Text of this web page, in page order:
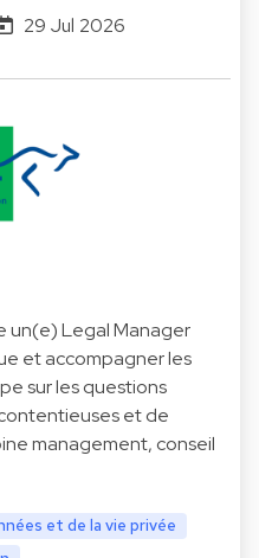
29 Jul 2026
un(e) Legal Manager
et accompagner les
sur les questions
et de
management, conseil
et de la vie privée